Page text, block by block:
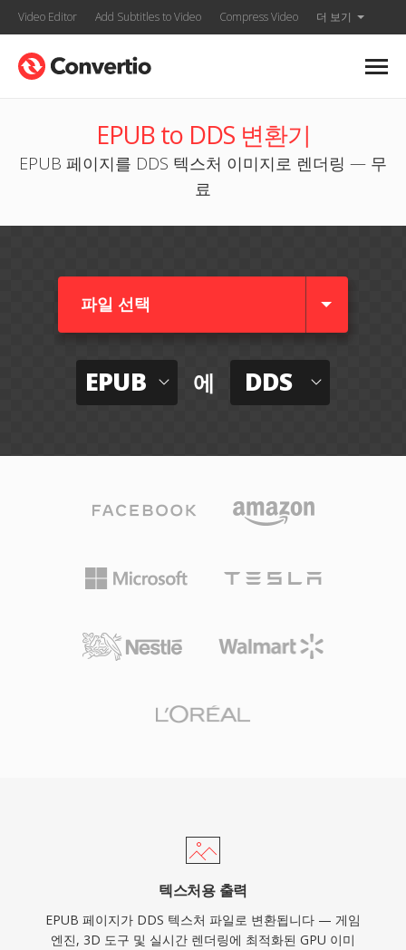
Video Editor Add Subtitles to Video Compress Video 더 보기
EPUB to DDS 변환기
EPUB 페이지를 DDS 텍스처 이미지로 렌더링 — 무
료
파일 선택
EPUB 에 DDS
텍스처용 출력
EPUB 페이지가 DDS 텍스처 파일로 변환됩니다 — 게임
엔진, 3D 도구 및 실시간 렌더링에 최적화된 GPU 이미